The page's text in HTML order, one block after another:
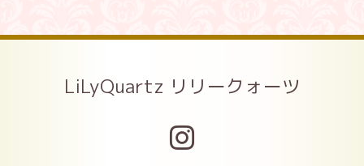
LiLyQuartz リリークォーツ